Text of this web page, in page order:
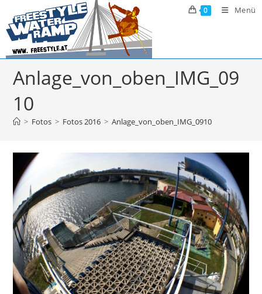
Inhalt
springen
0 Menü
Anlage_von_oben_IMG_09
10
> Fotos > Fotos 2016 > Anlage_von_oben_IMG_0910